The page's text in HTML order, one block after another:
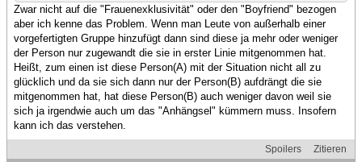
Zwar nicht auf die "Frauenexklusivität" oder den "Boyfriend" bezogen
aber ich kenne das Problem. Wenn man Leute von außerhalb einer
vorgefertigten Gruppe hinzufügt dann sind diese ja mehr oder weniger
der Person nur zugewandt die sie in erster Linie mitgenommen hat.
Heißt, zum einen ist diese Person(A) mit der Situation nicht all zu
glücklich und da sie sich dann nur der Person(B) aufdrängt die sie
mitgenommen hat, hat diese Person(B) auch weniger davon weil sie
sich ja irgendwie auch um das "Anhängsel" kümmern muss. Insofern
kann ich das verstehen.
Spoilers
Zitieren